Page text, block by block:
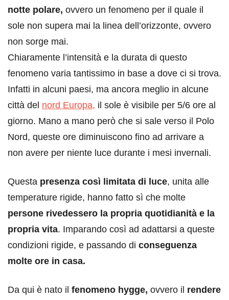
notte polare, ovvero un fenomeno per il quale il
sole non supera mai la linea dell’orizzonte, ovvero
non sorge mai.
Chiaramente l’intensità e la durata di questo
fenomeno varia tantissimo in base a dove ci si trova.
Infatti in alcuni paesi, ma ancora meglio in alcune
città del nord Europa, il sole è visibile per 5/6 ore al
giorno. Mano a mano però che si sale verso il Polo
Nord, queste ore diminuiscono fino ad arrivare a
non avere per niente luce durante i mesi invernali.
Questa presenza così limitata di luce, unita alle
temperature rigide, hanno fatto sì che molte
persone rivedessero la propria quotidianità e la
propria vita. Imparando così ad adattarsi a queste
condizioni rigide, e passando di conseguenza
molte ore in casa.
Da qui è nato il fenomeno hygge, ovvero il rendere